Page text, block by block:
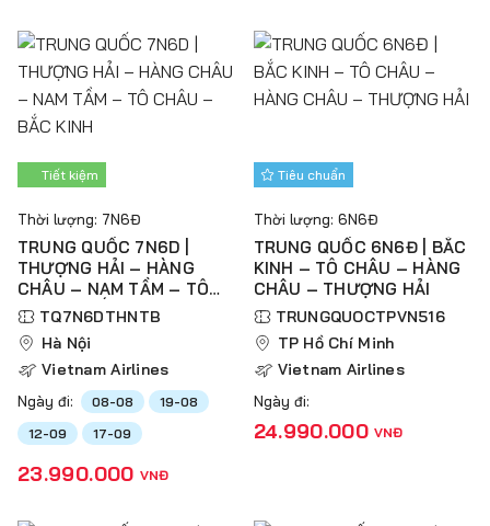
Tiết kiệm
Thời lượng: 7N6Đ
TRUNG QUỐC 7N6D |
THƯỢNG HẢI – HÀNG
CHÂU – NAM TẦM – TÔ
CHÂU – BẮC KINH
TQ7N6DTHNTB
Hà Nội
Vietnam Airlines
Ngày đi: 08-08
19-08
12-09
17-09
23.990.000 VNĐ
Tiêu chuẩn
Thời lượng: 6N6Đ
TRUNG QUỐC 6N6Đ | BẮC
KINH – TÔ CHÂU – HÀNG
CHÂU – THƯỢNG HẢI
TRUNGQUOCTPVN516
TP Hồ Chí Minh
Vietnam Airlines
Ngày đi:
24.990.000 VNĐ